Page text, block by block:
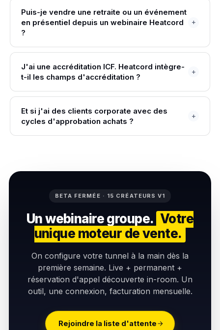
Puis-je vendre une retraite ou un événement
en présentiel depuis un webinaire Heatcord
?
J'ai une accréditation ICF. Heatcord intègre-
t-il les champs d'accréditation ?
Et si j'ai des clients corporate avec des
cycles d'approbation achats ?
BETA FERMÉE · 15 CRÉATEURS V1
Un webinaire groupe. Votre
unique moteur de vente.
On configure votre tunnel à la main dès la
première semaine. Live + permanent +
réservation d'appel découverte in-room. Un
outil, une connexion, facturation mensuelle.
Rejoindre la liste d'attente